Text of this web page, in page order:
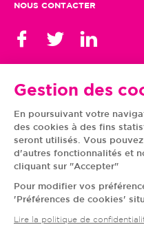
Gestion des
En poursuivant votre
des cookies à des fins
seront utilisés. Vous
d'autres fonctionnalités et
cliquant sur "Accepter"
Pour modifier vos
'Préférences de cookies'
Lire la politique de
NOUS CONTACTER
TOUS NOS CENTRES
AUVERGNE-RHÔNE-
ALPES
FRANCHE-COMTÉ
BRETAGNE
ÎLE-
NORMANDIE
PAYS
CÔTE